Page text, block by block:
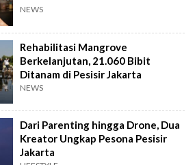
NEWS
Rehabilitasi Mangrove
Berkelanjutan, 21.060 Bibit
Ditanam di Pesisir Jakarta
NEWS
Dari Parenting hingga Drone, Dua
Kreator Ungkap Pesona Pesisir
Jakarta